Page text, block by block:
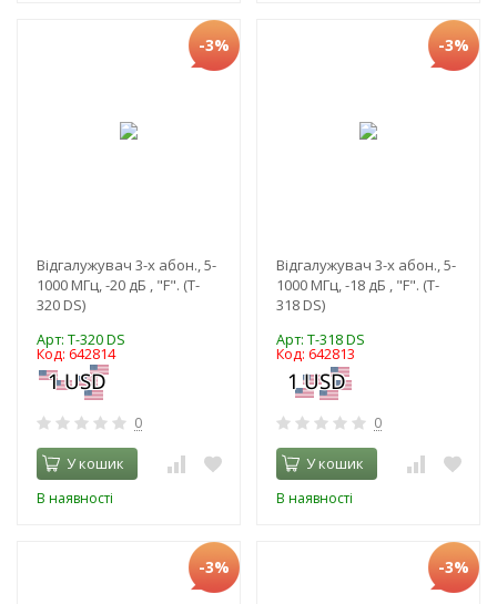
-3%
Відгалужувач 3-х абон., 5-
1000 МГц, -20 дБ , "F". (T-
320 DS)
Арт: T-320 DS
Код: 642814
0
У кошик
В наявності
-3%
Відгалужувач 3-х абон., 5-
1000 МГц, -18 дБ , "F". (T-
318 DS)
Арт: T-318 DS
Код: 642813
0
У кошик
В наявності
-3% -3%